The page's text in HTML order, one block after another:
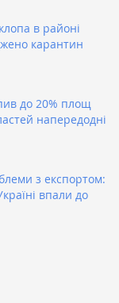
в районі
карантин
до 20% площ
напередодні
з експортом:
впали до